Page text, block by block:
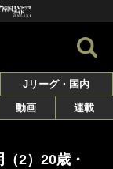
Jリーグ・国内
動画 連載
2）20歳・